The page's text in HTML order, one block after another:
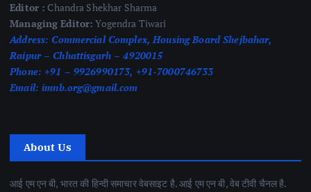
Editor : Chandra Shekhar Sharma
Managing Editor: Yogendra Tiwari
Address: Commercial Complex, Housing Board Shejbahar,
Raipur – Chhattisgarh – 4920015
Phone: +91 – 9926990173, +91-7000746733
Email: imnb.org@gmail.com
About Us
आई एम एन बी, भारत की हिन्दी समाचार वेबसाइट है. आई एम एन बी, वेब टीवी चैनल है.